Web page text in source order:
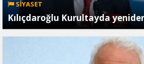
SİYASET
Kılıçdaroğlu Kurultayda